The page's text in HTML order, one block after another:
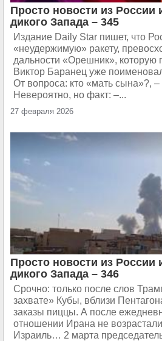
Просто новости из России
дикого Запада – 345
Издание Daily Star пишет, что
«неудержимую» ракету,
дальности «Орешник», которую
Виктор Баранец уже
От вопроса: кто «мать сына»?, –
Невероятно, но факт: –...
27 февраля 2026
Просто новости из России
дикого Запада – 346
Срочно: только после слов
захвате» Кубы, вблизи
заказы пиццы. А после
отношении Ирана не
Израиль… 2 марта